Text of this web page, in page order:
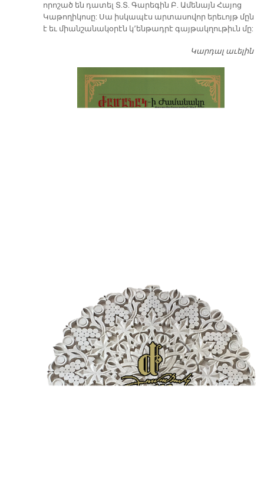
որոշած են դատել Տ.Տ. Գարեգին Բ. Ամենայն Հայոց
Կաթողիկոսը: Սա իսկապէս արտասովոր երեւոյթ մըն
է եւ միանշանակօրէն կ՚ենթադրէ գայթակղութիւն մը:
Կարդալ աւելին